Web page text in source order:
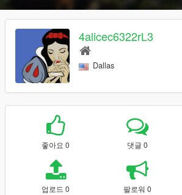
4alicec6322rL3
Dallas
좋아요 0 댓글 0
업로드 0 팔로워 0